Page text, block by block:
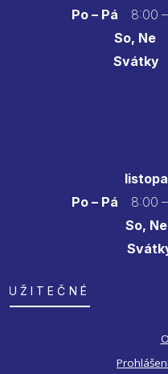
Po – Pá
8:00
So, Ne
Svátky
Po – Pá 8:00 –
So, Ne
UŽITEČNÉ